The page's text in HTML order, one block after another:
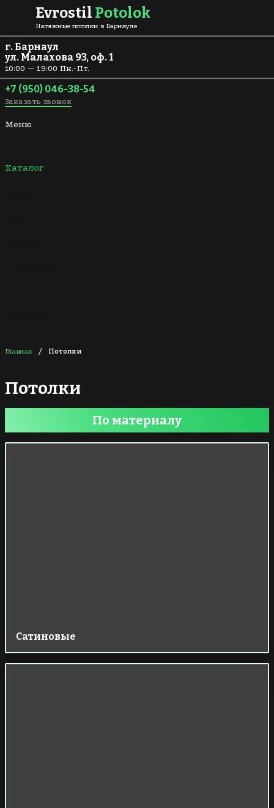
Перейти к содержанию
Evrostil Potolok
Натяжные потолки в Барнауле
г. Барнаул
ул. Малахова 93, оф. 1
10:00 — 19:00 Пн.-Пт.
+7 (950) 046-38-54
Заказать звонок
Меню
Каталог
Главная / Потолки
Потолки
По материалу
Сатиновые